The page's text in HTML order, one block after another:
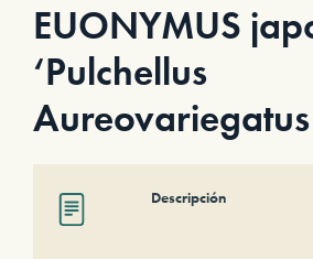
EUONYMUS
‘Pulchellus
Descripción